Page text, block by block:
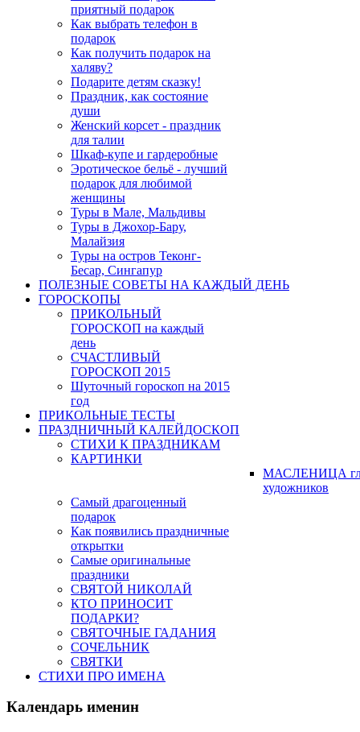
приятный подарок
Как выбрать телефон в
подарок
Как получить подарок на
халяву?
Подарите детям сказку!
Праздник, как состояние
души
Женский корсет - праздник
для талии
Шкаф-купе и гардеробные
Эротическое бельё - лучший
подарок для любимой
женщины
Туры в Мале, Мальдивы
Туры в Джохор-Бару,
Малайзия
Туры на остров Теконг-
Бесар, Сингапур
ПОЛЕЗНЫЕ СОВЕТЫ НА КАЖДЫЙ ДЕНЬ
ГОРОСКОПЫ
ПРИКОЛЬНЫЙ
ГОРОСКОП на каждый
день
СЧАСТЛИВЫЙ
ГОРОСКОП 2015
Шуточный гороскоп на 2015
год
ПРИКОЛЬНЫЕ ТЕСТЫ
ПРАЗДНИЧНЫЙ КАЛЕЙДОСКОП
СТИХИ К ПРАЗДНИКАМ
КАРТИНКИ
МАСЛЕНИЦА
художников
Самый драгоценный
подарок
Как появились праздничные
открытки
Самые оригинальные
праздники
СВЯТОЙ НИКОЛАЙ
КТО ПРИНОСИТ
ПОДАРКИ?
СВЯТОЧНЫЕ ГАДАНИЯ
СОЧЕЛЬНИК
СВЯТКИ
СТИХИ ПРО ИМЕНА
Календарь именин